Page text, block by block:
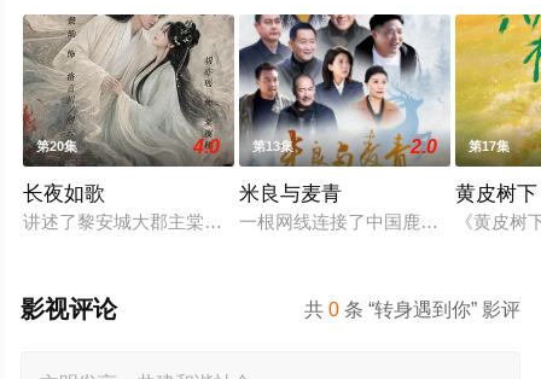
第20集 4.0
长夜如歌
讲述了黎安城大郡主棠溪槿与烈云峥之间曲折动人的情感，以
第13集 2.0
米良与麦青
一根网线连接了中国鹿鸣村和英国牛
第17集
黄皮树下
《黄皮
共0 条 “转身遇到你” 影评
影视评论